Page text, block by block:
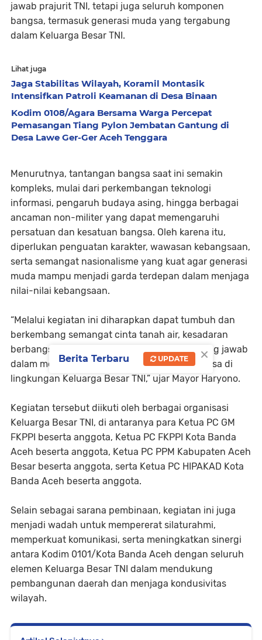
jawab prajurit TNI, tetapi juga seluruh komponen
bangsa, termasuk generasi muda yang tergabung
dalam Keluarga Besar TNI.
Lihat juga
Jaga Stabilitas Wilayah, Koramil Montasik
Intensifkan Patroli Keamanan di Desa Binaan
Kodim 0108/Agara Bersama Warga Percepat
Pemasangan Tiang Pylon Jembatan Gantung di
Desa Lawe Ger-Ger Aceh Tenggara
Menurutnya, tantangan bangsa saat ini semakin
kompleks, mulai dari perkembangan teknologi
informasi, pengaruh budaya asing, hingga berbagai
ancaman non-militer yang dapat memengaruhi
persatuan dan kesatuan bangsa. Oleh karena itu,
diperlukan penguatan karakter, wawasan kebangsaan,
serta semangat nasionalisme yang kuat agar generasi
muda mampu menjadi garda terdepan dalam menjaga
nilai-nilai kebangsaan.
“Melalui kegiatan ini diharapkan dapat tumbuh dan
berkembang semangat cinta tanah air, kesadaran
berbangsa dan bernegara, serta rasa tanggung jawab
dalam menjaga persatuan dan kesatuan bangsa di
lingkungan Keluarga Besar TNI,” ujar Mayor Haryono.
Kegiatan tersebut diikuti oleh berbagai organisasi
Keluarga Besar TNI, di antaranya para Ketua PC GM
FKPPI beserta anggota, Ketua PC FKPPI Kota Banda
Aceh beserta anggota, Ketua PC PPM Kabupaten Aceh
Besar beserta anggota, serta Ketua PC HIPAKAD Kota
Banda Aceh beserta anggota.
Selain sebagai sarana pembinaan, kegiatan ini juga
menjadi wadah untuk mempererat silaturahmi,
memperkuat komunikasi, serta meningkatkan sinergi
antara Kodim 0101/Kota Banda Aceh dengan seluruh
elemen Keluarga Besar TNI dalam mendukung
pembangunan daerah dan menjaga kondusivitas
wilayah.
×
Berita Terbaru UPDATE